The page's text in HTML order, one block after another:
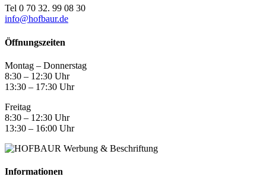
Tel 0 70 32. 99 08 30
info@hofbaur.de
Öffnungszeiten
Montag – Donnerstag
8:30 – 12:30 Uhr
13:30 – 17:30 Uhr
Freitag
8:30 – 12:30 Uhr
13:30 – 16:00 Uhr
Informationen